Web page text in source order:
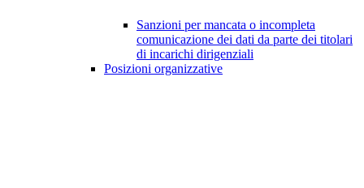
Sanzioni per mancata o incompleta
comunicazione dei dati da parte dei titolari
di incarichi dirigenziali
Posizioni organizzative